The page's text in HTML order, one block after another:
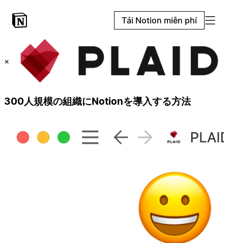
Tải Notion miễn phí
×
300人規模の組織にNotionを導入する方法